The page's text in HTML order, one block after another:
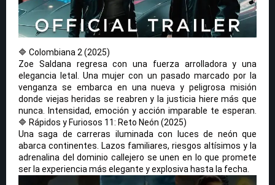
🔷 Colombiana 2 (2025)
Zoe Saldana regresa con una fuerza arrolladora y una
elegancia letal. Una mujer con un pasado marcado por la
venganza se embarca en una nueva y peligrosa misión
donde viejas heridas se reabren y la justicia hiere más que
nunca. Intensidad, emoción y acción imparable te esperan.
🔷 Rápidos y Furiosos 11: Reto Neón (2025)
Una saga de carreras iluminada con luces de neón que
abarca continentes. Lazos familiares, riesgos altísimos y la
adrenalina del dominio callejero se unen en lo que promete
ser la experiencia más elegante y explosiva hasta la fecha.